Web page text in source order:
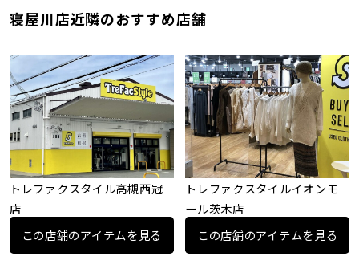
寝屋川店近隣のおすすめ店舗
トレファクスタイル高槻西冠
店
この店舗のアイテムを見る
トレファクスタイルイオンモ
ール茨木店
この店舗のアイテムを見る